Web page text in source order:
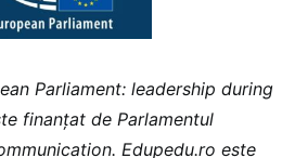
Parliament: leadership during
finanțat de Parlamentul
Edupedu.ro este